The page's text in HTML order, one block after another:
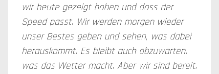
wir heute gezeigt haben und dass der
Speed passt. Wir werden morgen wieder
unser Bestes geben und sehen, was dabei
herauskommt. Es bleibt auch abzuwarten,
was das Wetter macht. Aber wir sind bereit.